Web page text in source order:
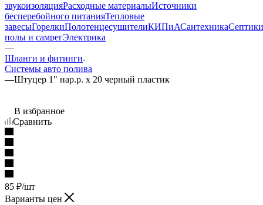
звукоизоляцияРасходные материалыИсточники
бесперебойного питанияТепловые
завесыГорелкиПолотенцесушителиКИПиАСантехникаСептики
полы и самрегЭлектрика
—
Шланги и фитинги
Системы авто полива
—Штуцер 1" нар.р. х 20 черный пластик
В избранное
Сравнить
85 ₽/шт
Варианты цен